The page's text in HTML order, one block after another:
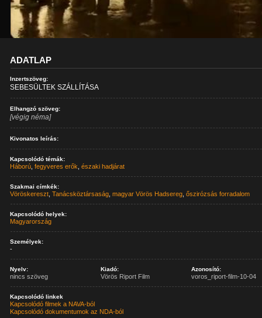
ADATLAP
Inzertszöveg:
SEBESÜLTEK SZÁLLÍTÁSA
Elhangzó szöveg:
[végig néma]
Kivonatos leírás:
Kapcsolódó témák:
Háború ,fegyveres erők ,északi hadjárat
Szakmai címkék:
Vöröskereszt ,Tanácsköztársaság ,magyar Vörös Hadsereg ,őszirózsás forradalom
Kapcsolódó helyek:
Magyarország
Személyek:
-
Nyelv:
nincs szöveg
Kiadó:
Vörös Riport Film
Azonosító:
voros_riport-film-10-04
Kapcsolódó linkek
Kapcsolódó filmek a NAVA-ból
Kapcsolódó dokumentumok az NDA-ból